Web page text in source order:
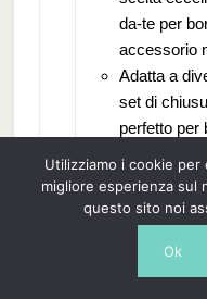
da-te per
accessorio
Adatta a
set di
perfetto per
decorativi.
ufficio,
ferro di alta
Utilizziamo i cookie
migliore esperienza sul
questo sito noi
Ok